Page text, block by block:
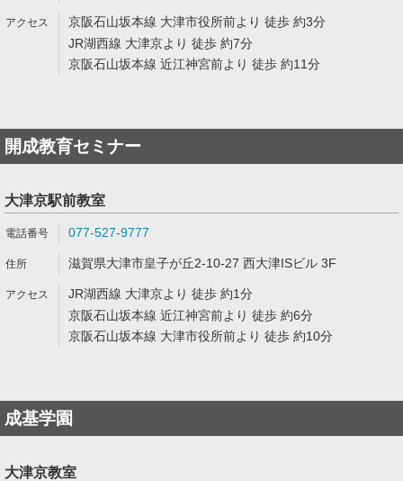
京阪石山坂本線 大津市役所前より 徒歩 約3分
JR湖西線 大津京より 徒歩 約7分
京阪石山坂本線 近江神宮前より 徒歩 約11分
開成教育セミナー
大津京駅前教室
077-527-9777
滋賀県大津市皇子が丘2-10-27 西大津ISビル 3F
JR湖西線 大津京より 徒歩 約1分
京阪石山坂本線 近江神宮前より 徒歩 約6分
京阪石山坂本線 大津市役所前より 徒歩 約10分
成基学園
大津京教室